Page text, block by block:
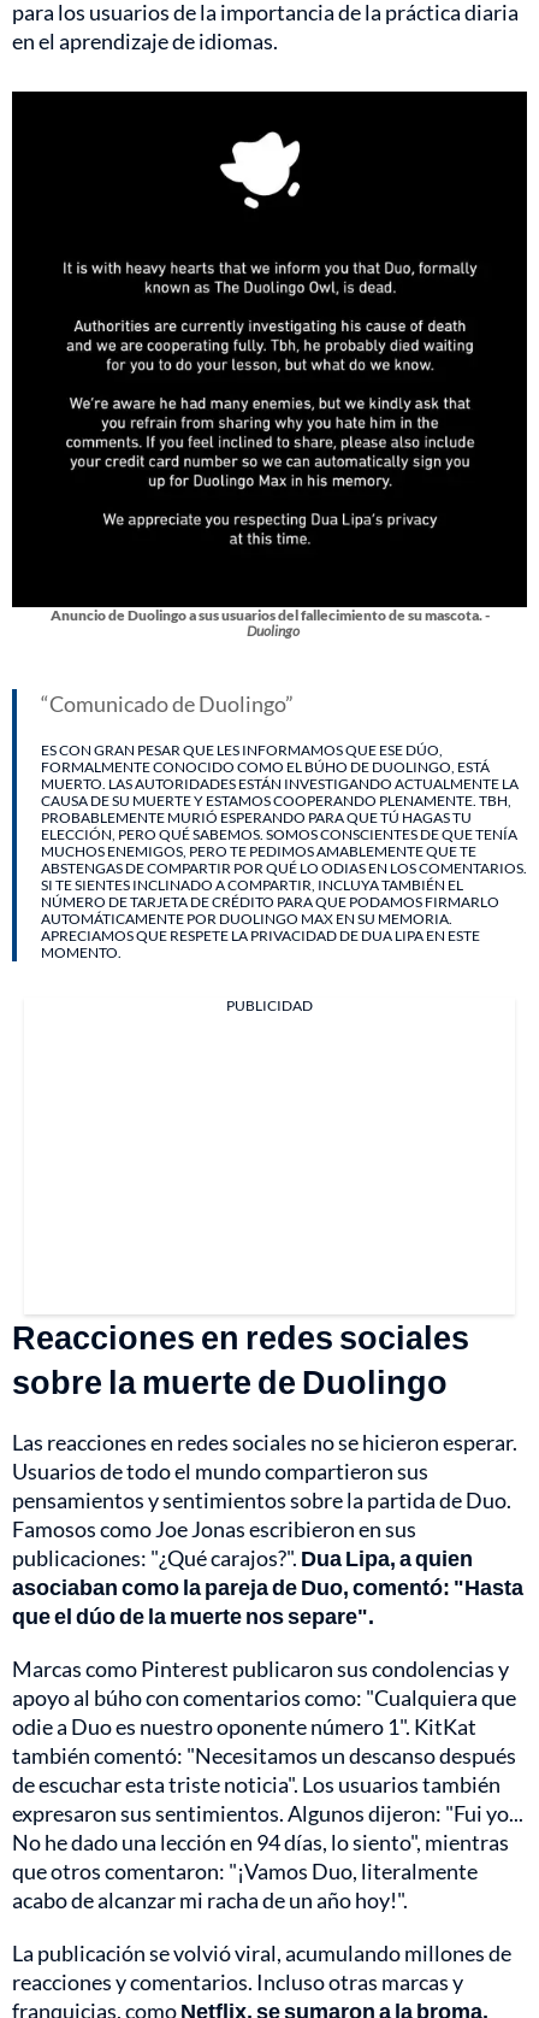
para los usuarios de la importancia de la práctica diaria
en el aprendizaje de idiomas.
Anuncio de Duolingo a sus usuarios del fallecimiento de su mascota. -
Duolingo
Comunicado de Duolingo
ES CON GRAN PESAR QUE LES INFORMAMOS QUE ESE DÚO,
FORMALMENTE CONOCIDO COMO EL BÚHO DE DUOLINGO, ESTÁ
MUERTO. LAS AUTORIDADES ESTÁN INVESTIGANDO ACTUALMENTE LA
CAUSA DE SU MUERTE Y ESTAMOS COOPERANDO PLENAMENTE. TBH,
PROBABLEMENTE MURIÓ ESPERANDO PARA QUE TÚ HAGAS TU
ELECCIÓN, PERO QUÉ SABEMOS. SOMOS CONSCIENTES DE QUE TENÍA
MUCHOS ENEMIGOS, PERO TE PEDIMOS AMABLEMENTE QUE TE
ABSTENGAS DE COMPARTIR POR QUÉ LO ODIAS EN LOS COMENTARIOS.
SI TE SIENTES INCLINADO A COMPARTIR, INCLUYA TAMBIÉN EL
NÚMERO DE TARJETA DE CRÉDITO PARA QUE PODAMOS FIRMARLO
AUTOMÁTICAMENTE POR DUOLINGO MAX EN SU MEMORIA.
APRECIAMOS QUE RESPETE LA PRIVACIDAD DE DUA LIPA EN ESTE
MOMENTO.
PUBLICIDAD
Reacciones en redes sociales
sobre la muerte de Duolingo
Las reacciones en redes sociales no se hicieron esperar.
Usuarios de todo el mundo compartieron sus
pensamientos y sentimientos sobre la partida de Duo.
Famosos como Joe Jonas escribieron en sus
publicaciones: "¿Qué carajos?". Dua Lipa, a quien
asociaban como la pareja de Duo, comentó: "Hasta
que el dúo de la muerte nos separe".
Marcas como Pinterest publicaron sus condolencias y
apoyo al búho con comentarios como: "Cualquiera que
odie a Duo es nuestro oponente número 1". KitKat
también comentó: "Necesitamos un descanso después
de escuchar esta triste noticia". Los usuarios también
expresaron sus sentimientos. Algunos dijeron: "Fui yo...
No he dado una lección en 94 días, lo siento", mientras
que otros comentaron: "¡Vamos Duo, literalmente
acabo de alcanzar mi racha de un año hoy!".
La publicación se volvió viral, acumulando millones de
reacciones y comentarios. Incluso otras marcas y
franquicias, comoNetflix, se sumaron a la broma,